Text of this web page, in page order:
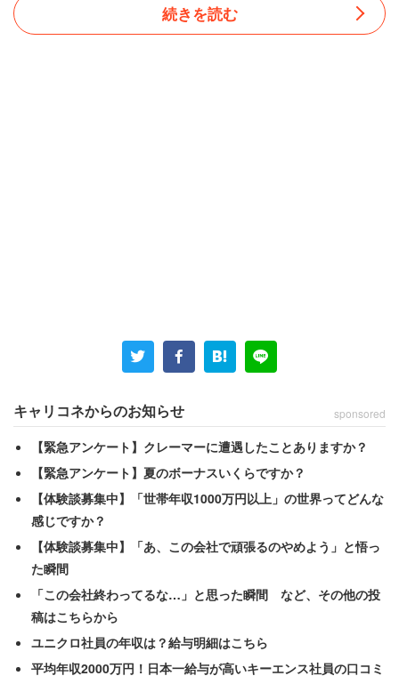
自動車・輸送用機器業界の働きやすい企業ランキング
続きを読む
キャリコネからのお知らせ sponsored
【緊急アンケート】クレーマーに遭遇したことありますか？
【緊急アンケート】夏のボーナスいくらですか？
【体験談募集中】「世帯年収1000万円以上」の世界ってどんな
感じですか？
【体験談募集中】「あ、この会社で頑張るのやめよう」と悟っ
た瞬間
「この会社終わってるな…」と思った瞬間 など、その他の投
稿はこちらから
ユニクロ社員の年収は？給与明細はこちら
平均年収2000万円！日本一給与が高いキーエンス社員の口コミ